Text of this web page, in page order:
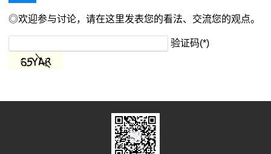
◎欢迎参与讨论，请在这里发表您的看法、交流您的观点。
验证码(*)